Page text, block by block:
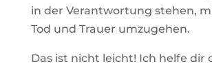
in der Verantwortung stehen,
Tod und Trauer umzugehen.
Das ist nicht leicht! Ich helfe dir